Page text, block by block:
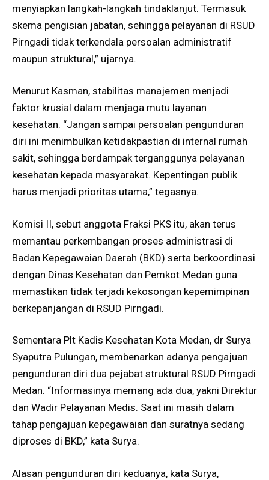
menyiapkan langkah-langkah tindaklanjut. Termasuk
skema pengisian jabatan, sehingga pelayanan di RSUD
Pirngadi tidak terkendala persoalan administratif
maupun struktural,” ujarnya.
Menurut Kasman, stabilitas manajemen menjadi
faktor krusial dalam menjaga mutu layanan
kesehatan. “Jangan sampai persoalan pengunduran
diri ini menimbulkan ketidakpastian di internal rumah
sakit, sehingga berdampak terganggunya pelayanan
kesehatan kepada masyarakat. Kepentingan publik
harus menjadi prioritas utama,” tegasnya.
Komisi II, sebut anggota Fraksi PKS itu, akan terus
memantau perkembangan proses administrasi di
Badan Kepegawaian Daerah (BKD) serta berkoordinasi
dengan Dinas Kesehatan dan Pemkot Medan guna
memastikan tidak terjadi kekosongan kepemimpinan
berkepanjangan di RSUD Pirngadi.
Sementara Plt Kadis Kesehatan Kota Medan, dr Surya
Syaputra Pulungan, membenarkan adanya pengajuan
pengunduran diri dua pejabat struktural RSUD Pirngadi
Medan. “Informasinya memang ada dua, yakni Direktur
dan Wadir Pelayanan Medis. Saat ini masih dalam
tahap pengajuan kepegawaian dan suratnya sedang
diproses di BKD,” kata Surya.
Alasan pengunduran diri keduanya, kata Surya,